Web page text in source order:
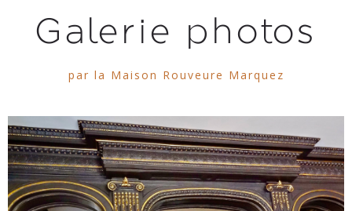
Galerie photos
par la Maison Rouveure Marquez